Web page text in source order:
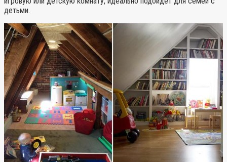
детьми.